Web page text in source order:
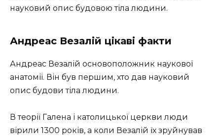
науковий опис будовою тіла людини.
Андреас Везалій цікаві факти
Андреас Везалій основоположник наукової
анатомії. Він був першим, хто дав науковий
опис будови тіла людини.
В теорії Галена і католицької церкви люди
вірили 1300 років, а коли Везалій їх зруйнував